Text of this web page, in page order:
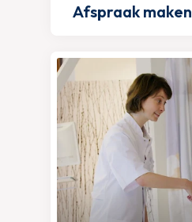
Afspraak maken